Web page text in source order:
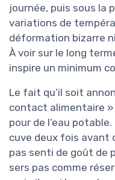
journée, puis sous la
variations de
déformation bizarre
À voir sur le long
inspire un minimum
Le fait qu’il soit
contact alimentaire »
pour de l’eau
cuve deux fois avant
pas senti de goût de
sers pas comme